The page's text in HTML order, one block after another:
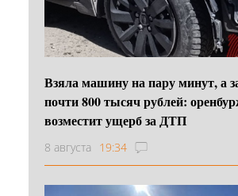
Взяла машину на пару минут, а
почти 800 тысяч рублей:
возместит ущерб за ДТП
8 августа 19:34